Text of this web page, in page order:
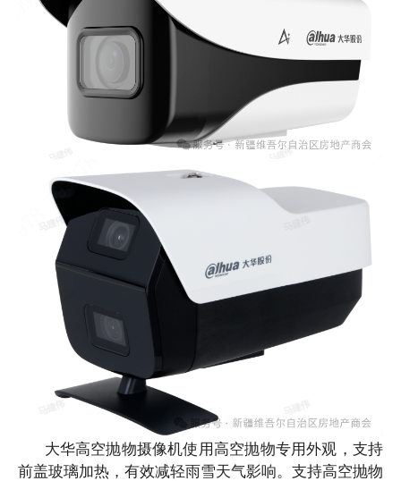
大华高空抛物摄像机使用高空抛物专用外观，支持
前盖玻璃加热，有效减轻雨雪天气影响。支持高空抛物